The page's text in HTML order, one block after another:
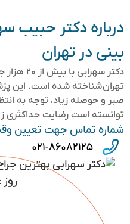
درباره دکتر حبیب
بینی در تهران
دکتر
تهران شناخته شده است. این
صبر و حوصله زیاد، توجه به
توانسته است رضایت حداکثری
شماره تماس جهت تعیین
۰۲۱-۸۶۰۸۲۱۲۵